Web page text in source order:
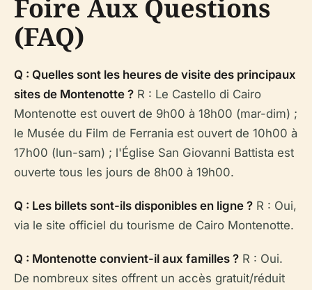
Foire Aux Questions
(FAQ)
Q : Quelles sont les heures de visite des principaux
sites de Montenotte ? R : Le Castello di Cairo
Montenotte est ouvert de 9h00 à 18h00 (mar-dim) ;
le Musée du Film de Ferrania est ouvert de 10h00 à
17h00 (lun-sam) ; l'Église San Giovanni Battista est
ouverte tous les jours de 8h00 à 19h00.
Q : Les billets sont-ils disponibles en ligne ? R : Oui,
via le site officiel du tourisme de Cairo Montenotte.
Q : Montenotte convient-il aux familles ? R : Oui.
De nombreux sites offrent un accès gratuit/réduit